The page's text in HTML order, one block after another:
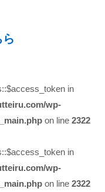
in
wp-
on line 2322
in
wp-
on line 2322